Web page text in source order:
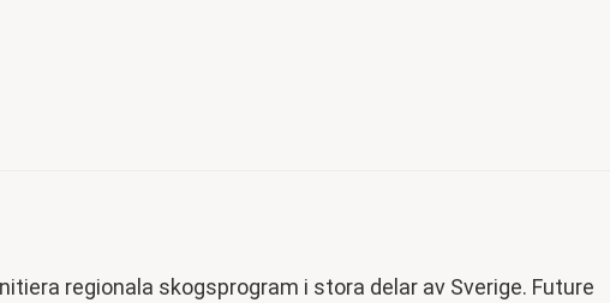
regionala skogsprogram i stora delar av Sverige. Future